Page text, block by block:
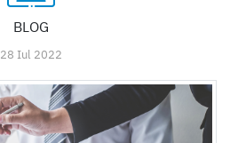
BLOG
28 Iul 2022